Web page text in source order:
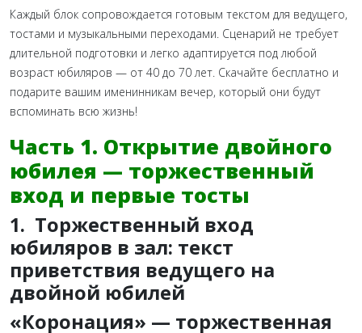
Каждый блок сопровождается готовым текстом для ведущего,
тостами и музыкальными переходами. Сценарий не требует
длительной подготовки и легко адаптируется под любой
возраст юбиляров — от 40 до 70 лет. Скачайте бесплатно и
подарите вашим именинникам вечер, который они будут
вспоминать всю жизнь!
Часть 1. Открытие двойного
юбилея — торжественный
вход и первые тосты
1. Торжественный вход
юбиляров в зал: текст
приветствия ведущего на
двойной юбилей
«Коронация» — торжественная